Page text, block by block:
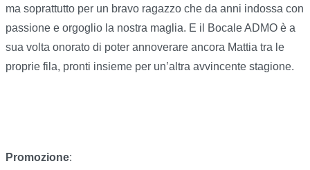
ma soprattutto per un bravo ragazzo che da anni indossa con
passione e orgoglio la nostra maglia. E il Bocale ADMO è a
sua volta onorato di poter annoverare ancora Mattia tra le
proprie fila, pronti insieme per un’altra avvincente stagione.
Promozione: